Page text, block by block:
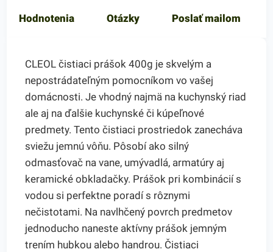
Hodnotenia Otázky Poslať mailom
CLEOL čistiaci prášok 400g je skvelým a
nepostrádateľným pomocníkom vo vašej
domácnosti. Je vhodný najmä na kuchynský riad
ale aj na ďalšie kuchynské či kúpeľnové
predmety. Tento čistiaci prostriedok zanecháva
sviežu jemnú vôňu. Pôsobí ako silný
odmasťovač na vane, umývadlá, armatúry aj
keramické obkladačky. Prášok pri kombinácií s
vodou si perfektne poradí s rôznymi
nečistotami. Na navlhčený povrch predmetov
jednoducho naneste aktívny prášok jemným
trením hubkou alebo handrou. Čistiaci